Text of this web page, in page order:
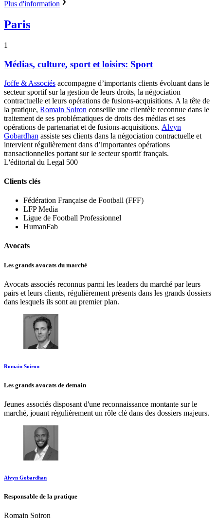
Plus d'information
Paris
1
Médias, culture, sport et loisirs: Sport
Joffe & Associés accompagne d’importants clients évoluant dans le
secteur sportif sur la gestion de leurs droits, la négociation
contractuelle et leurs opérations de fusions-acquisitions. A la tête de
la pratique, Romain Soiron conseille une clientèle reconnue dans le
traitement de ses problématiques de droits des médias et ses
opérations de partenariat et de fusions-acquisitions. Alvyn
Gobardhan assiste ses clients dans la négociation contractuelle et
intervient régulièrement dans d’importantes opérations
transactionnelles portant sur le secteur sportif français.
L'éditorial du Legal 500
Clients clés
Fédération Française de Football (FFF)
LFP Media
Ligue de Football Professionnel
HumanFab
Avocats
Les grands avocats du marché
Avocats associés reconnus parmi les leaders du marché par leurs
pairs et leurs clients, régulièrement présents dans les grands dossiers
dans lesquels ils sont au premier plan.
Romain Soiron
Les grands avocats de demain
Jeunes associés disposant d'une reconnaissance montante sur le
marché, jouant régulièrement un rôle clé dans des dossiers majeurs.
Alvyn Gobardhan
Responsable de la pratique
Romain Soiron